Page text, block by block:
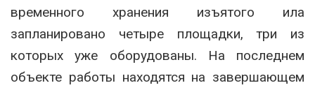
временного хранения изъятого ила
запланировано четыре площадки, три из
которых уже оборудованы. На последнем
объекте работы находятся на завершающем